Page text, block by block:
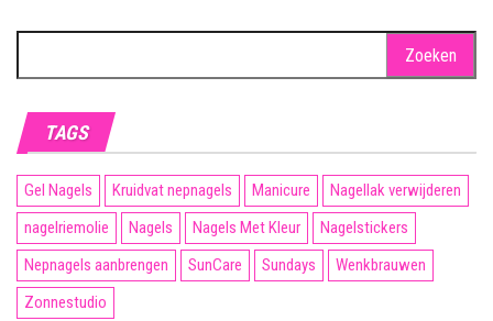
naar:
TAGS
Gel Nagels Kruidvat nepnagels Manicure
Nagellak verwijderen
nagelriemolie
Nagels Nagels Met Kleur
Nagelstickers
Nepnagels aanbrengen
SunCare Sundays
Wenkbrauwen
Zonnestudio